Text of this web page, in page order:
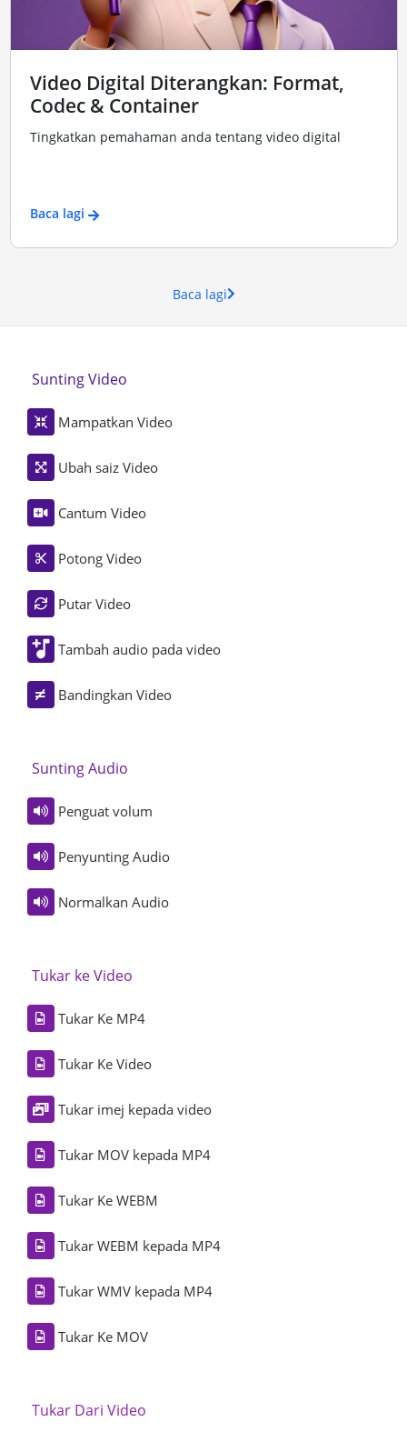
Video Digital Diterangkan: Format,
Codec & Container
Tingkatkan pemahaman anda tentang video digital
Baca lagi
Baca lagi
Sunting Video
Mampatkan Video
Ubah saiz Video
Cantum Video
Potong Video
Putar Video
Tambah audio pada video
Bandingkan Video
Sunting Audio
Penguat volum
Penyunting Audio
Normalkan Audio
Tukar ke Video
Tukar Ke MP4
Tukar Ke Video
Tukar imej kepada video
Tukar MOV kepada MP4
Tukar Ke WEBM
Tukar WEBM kepada MP4
Tukar WMV kepada MP4
Tukar Ke MOV
Tukar Dari Video